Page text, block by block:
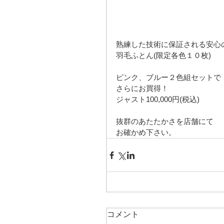
熟練した技術に保証される安心
羽毛ふとん(限定各色１０枚)
ピンク、ブルー２色組セットで
さらにお買得！
ジャスト100,000円(税込)
抜群のあたたかさを店舗にて
お確かめ下さい。
コメント